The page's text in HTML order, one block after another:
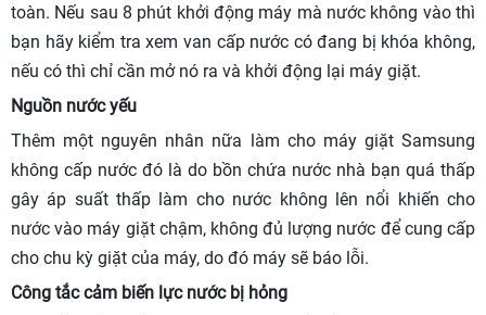
toàn. Nếu sau 8 phút khởi động máy mà nước không vào thì
bạn hãy kiểm tra xem van cấp nước có đang bị khóa không,
nếu có thì chỉ cần mở nó ra và khởi động lại máy giặt.
Nguồn nước yếu
Thêm một nguyên nhân nữa làm cho máy giặt Samsung
không cấp nước đó là do bồn chứa nước nhà bạn quá thấp
gây áp suất thấp làm cho nước không lên nổi khiến cho
nước vào máy giặt chậm, không đủ lượng nước để cung cấp
cho chu kỳ giặt của máy, do đó máy sẽ báo lỗi.
Công tắc cảm biến lực nước bị hỏng